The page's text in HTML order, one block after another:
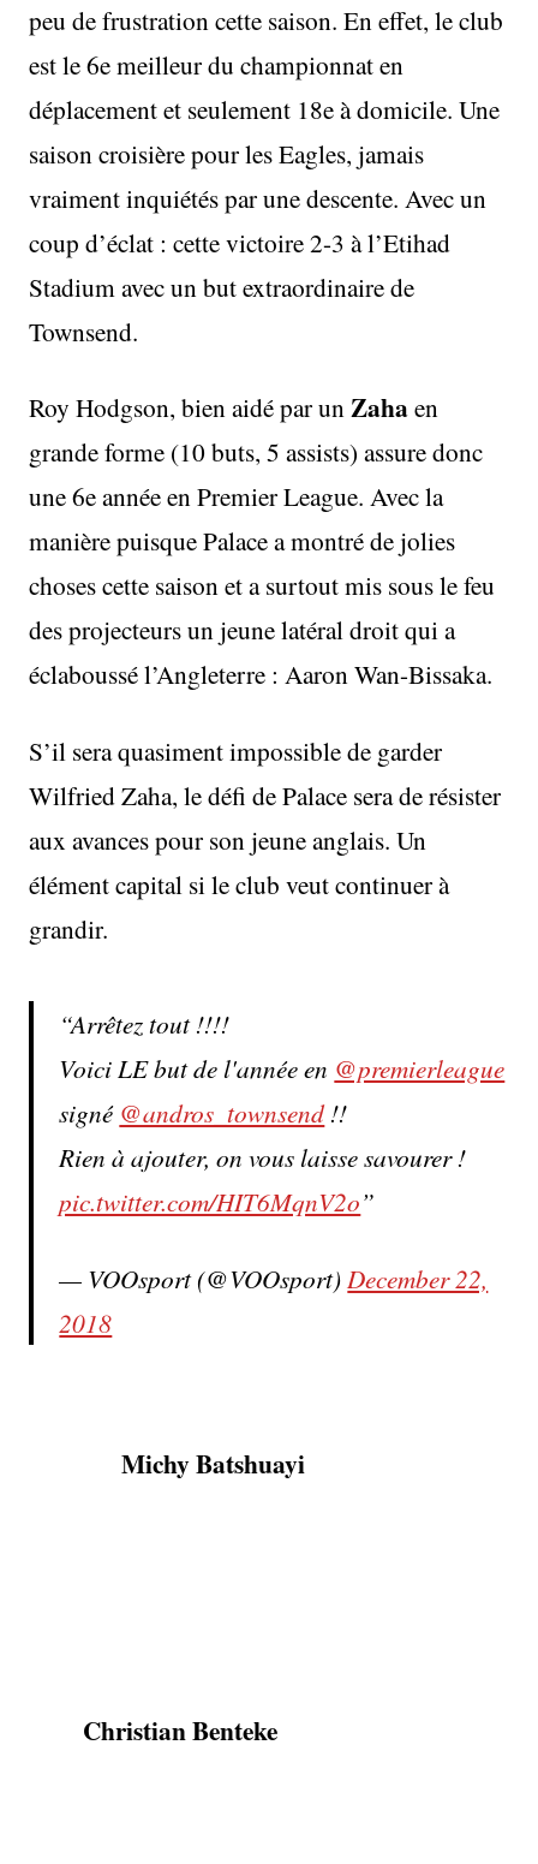
peu de frustration cette saison. En effet, le club
est le 6e meilleur du championnat en
déplacement et seulement 18e à domicile. Une
saison croisière pour les Eagles, jamais
vraiment inquiétés par une descente. Avec un
coup d’éclat : cette victoire 2-3 à l’Etihad
Stadium avec un but extraordinaire de
Townsend.
Roy Hodgson, bien aidé par unZahaen
grande forme (10 buts, 5 assists) assure donc
une 6e année en Premier League. Avec la
manière puisque Palace a montré de jolies
choses cette saison et a surtout mis sous le feu
des projecteurs un jeune latéral droit qui a
éclaboussé l’Angleterre : Aaron Wan-Bissaka.
S’il sera quasiment impossible de garder
Wilfried Zaha, le défi de Palace sera de résister
aux avances pour son jeune anglais. Un
élément capital si le club veut continuer à
grandir.
Arrêtez tout !!!!
Voici LE but de l'année en @premierleague
signé @andros_townsend!!
Rien à ajouter, on vous laisse savourer !
pic.twitter.com/HIT6MqnV2o
— VOOsport (@VOOsport)December 22,
2018
Michy Batshuayi
ChristianBenteke